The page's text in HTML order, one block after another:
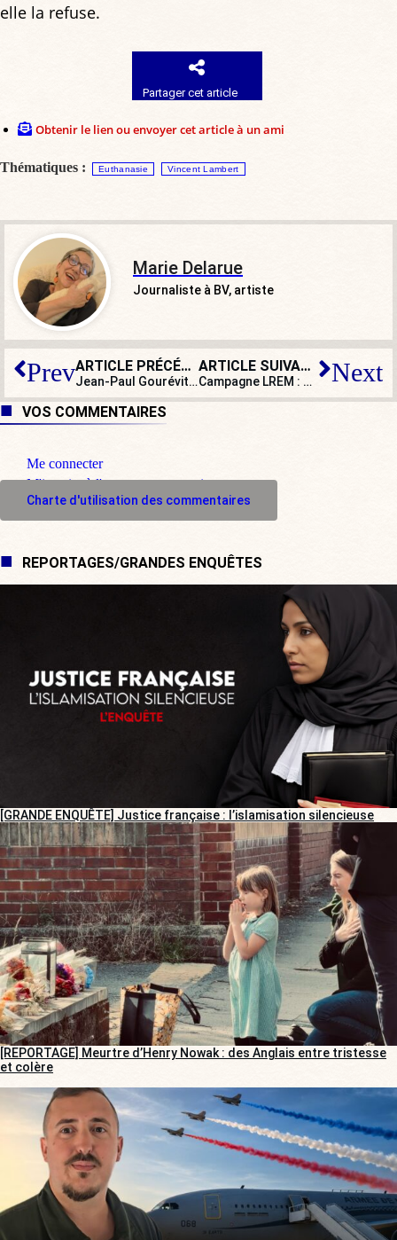
elle la refuse.
Partager cet article
Obtenir le lien ou envoyer cet article à un ami
Thématiques : Euthanasie Vincent Lambert
Marie Delarue
Journaliste à BV, artiste
Prev ARTICLE PRÉCÉDENT
Jean-Paul Gourévitch : « L’explosion démographique en Afrique est un problème fondamental mais le contrôle des naissances ne peut y être imposé »
ARTICLE SUIVANT
Campagne LREM : Macron entretient la confusion des rôles et divise la nation Next
VOS COMMENTAIRES
Me connecter
M'inscrire à l'espace commentaire
Charte d'utilisation des commentaires
REPORTAGES/GRANDES ENQUÊTES
[GRANDE ENQUÊTE] Justice française : l’islamisation silencieuse
[REPORTAGE] Meurtre d’Henry Nowak : des Anglais entre tristesse
et colère